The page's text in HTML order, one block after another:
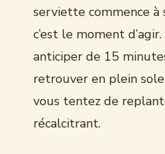
serviette commence à
c’est le moment
anticiper de 15
retrouver en plein
vous tentez de
récalcitrant.